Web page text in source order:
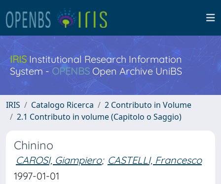
IRISInstitutional Research Information
System - OPENBS Open Archive UniBS
IRIS Catalogo Ricerca
2 Contributo in Volume
2.1 Contributo in volume (Capitolo o Saggio)
Chinino
CAROSI, Giampiero; CASTELLI, Francesco
1997-01-01